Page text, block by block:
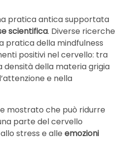
pratica antica supportata
scientifica. Diverse ricerche
pratica della mindfulness
positivi nel cervello: tra
densità della materia grigia
e nella
mostrato che può ridurre
parte del cervello
stress e alle emozioni